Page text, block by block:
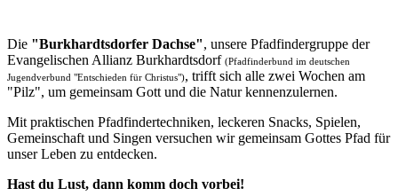
Die "Burkhardtsdorfer Dachse", unsere Pfadfindergruppe der
Evangelischen Allianz Burkhardtsdorf (Pfadfinderbund im deutschen
Jugendverbund "Entschieden für Christus"), trifft sich alle zwei Wochen am
"Pilz", um gemeinsam Gott und die Natur kennenzulernen.
Mit praktischen Pfadfindertechniken, leckeren Snacks, Spielen,
Gemeinschaft und Singen versuchen wir gemeinsam Gottes Pfad für
unser Leben zu entdecken.
Hast du Lust, dann komm doch vorbei!